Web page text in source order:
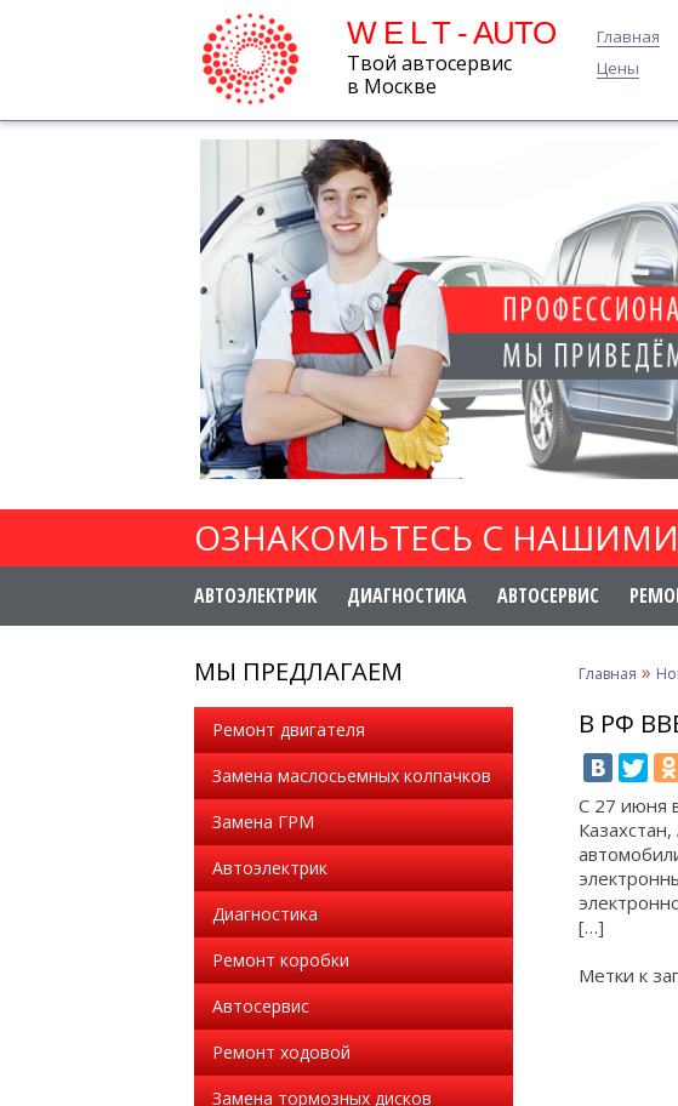
W E L T - AUTO
Твой автосервис
в Москве
Главная
Цены
ОЗНАКОМЬТЕСЬ С
АВТОЭЛЕКТРИК ДИАГНОСТИКА АВТОСЕРВИС
МЫ ПРЕДЛАГАЕМ
Ремонт двигателя
Замена маслосьемных колпачков
Замена ГРМ
Автоэлектрик
Диагностика
Ремонт коробки
Автосервис
Ремонт ходовой
Замена тормозных дисков
Главная »
В РФ
С 27 июня
[…]
Метки к